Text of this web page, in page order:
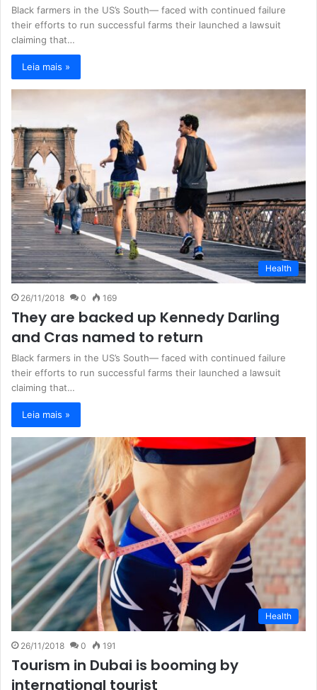
Black farmers in the US’s South— faced with continued failure
their efforts to run successful farms their launched a lawsuit
claiming that…
Leia mais »
Health
26/11/2018 0 169
They are backed up Kennedy Darling
and Cras named to return
Black farmers in the US’s South— faced with continued failure
their efforts to run successful farms their launched a lawsuit
claiming that…
Leia mais »
Health
26/11/2018 0 191
Tourism in Dubai is booming by
international tourist